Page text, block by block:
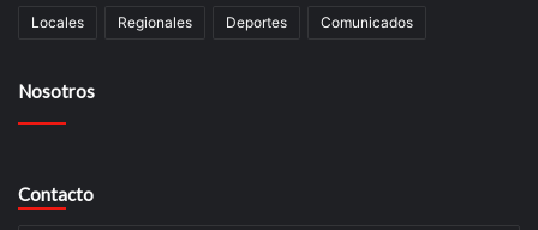
Locales Regionales Deportes Comunicados
Nosotros
Contacto